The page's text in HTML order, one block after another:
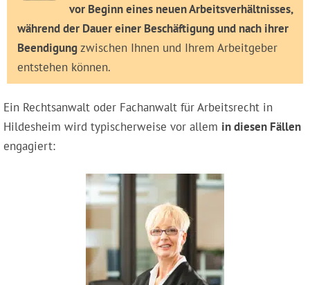
vor Beginn eines neuen Arbeitsverhältnisses,
während der Dauer einer Beschäftigung und nach ihrer
Beendigungzwischen Ihnen und Ihrem Arbeitgeber
entstehen können.
Ein Rechtsanwalt oder Fachanwalt für Arbeitsrecht in
Hildesheim wird typischerweise vor allem in diesen Fällen
engagiert: